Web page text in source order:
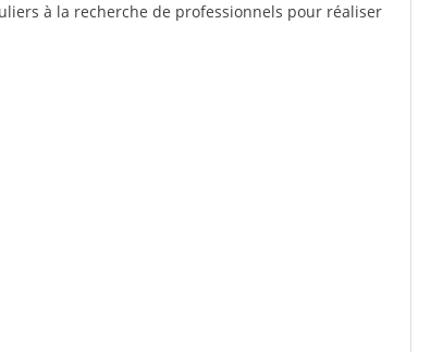
à la recherche de professionnels pour réaliser